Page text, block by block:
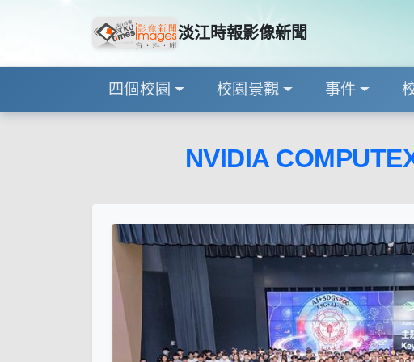
淡江時報影像新聞
四個校園 校園景觀 事件
NVIDIA